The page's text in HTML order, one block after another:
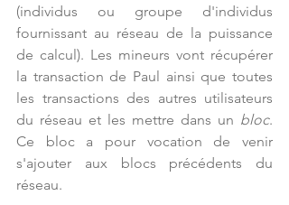
(individus ou groupe d'individus
fournissant au réseau de la puissance
de calcul). Les mineurs vont récupérer
la transaction de Paul ainsi que toutes
les transactions des autres utilisateurs
du réseau et les mettre dans un bloc.
Ce bloc a pour vocation de venir
s'ajouter aux blocs précédents du
réseau.